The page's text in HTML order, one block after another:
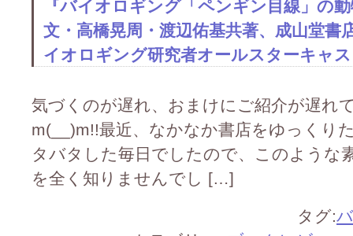
『バイオロギング「ペンギン目線」の
文・高橋晃周・渡辺佑基共著、成山堂書
イオロギング研究者オールスターキャ
気づくのが遅れ、おまけにご紹介が遅れ
m(__)m!!最近、なかなか書店をゆっくり
タバタした毎日でしたので、このような
を全く知りませんでし […]
タグ: